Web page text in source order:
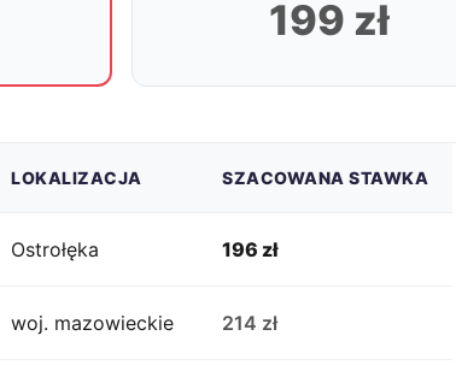
199 zł
LOKALIZACJA SZACOWANA STAWKA
Ostrołęka 196 zł
woj. mazowieckie 214 zł